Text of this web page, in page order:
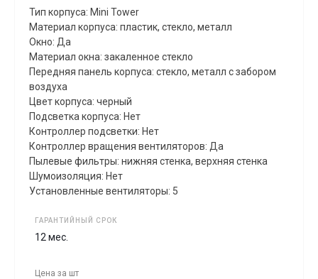
Тип корпуса: Mini Tower
Материал корпуса: пластик, стекло, металл
Окно: Да
Материал окна: закаленное стекло
Передняя панель корпуса: стекло, металл с забором
воздуха
Цвет корпуса: черный
Подсветка корпуса: Нет
Контроллер подсветки: Нет
Контроллер вращения вентиляторов: Да
Пылевые фильтры: нижняя стенка, верхняя стенка
Шумоизоляция: Нет
Установленные вентиляторы: 5
ГАРАНТИЙНЫЙ СРОК
12 мес.
Цена за шт